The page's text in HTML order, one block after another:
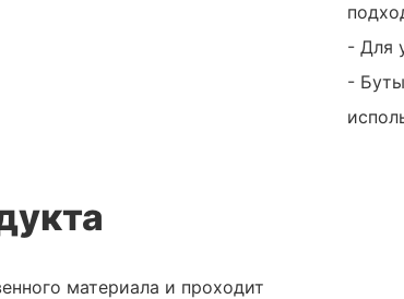
- Для
-
материала и проходит